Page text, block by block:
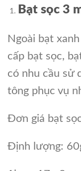
Bạt sọc 3
Ngoài bạt
cấp bạt sọc,
có nhu cầu sử
tông phục vụ
Đơn giá bạt
Định lượng: